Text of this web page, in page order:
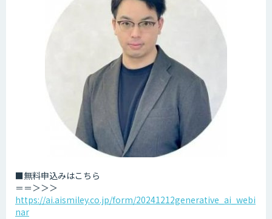
■無料申込みはこちら
＝＝＞＞＞
https://ai.aismiley.co.jp/form/20241212generative_ai_webi
nar